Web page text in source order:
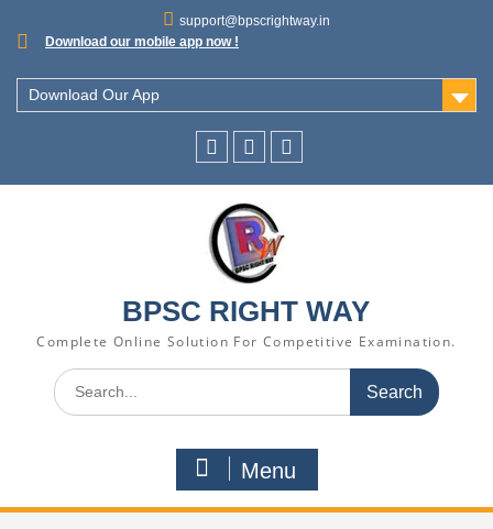
support@bpscrightway.in
Download our mobile app now !
Download Our App
BPSC RIGHT WAY
Complete Online Solution For Competitive Examination.
Menu